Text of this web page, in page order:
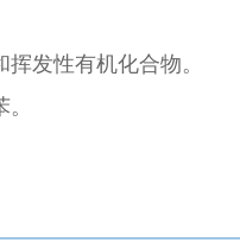
发性有机化合物。